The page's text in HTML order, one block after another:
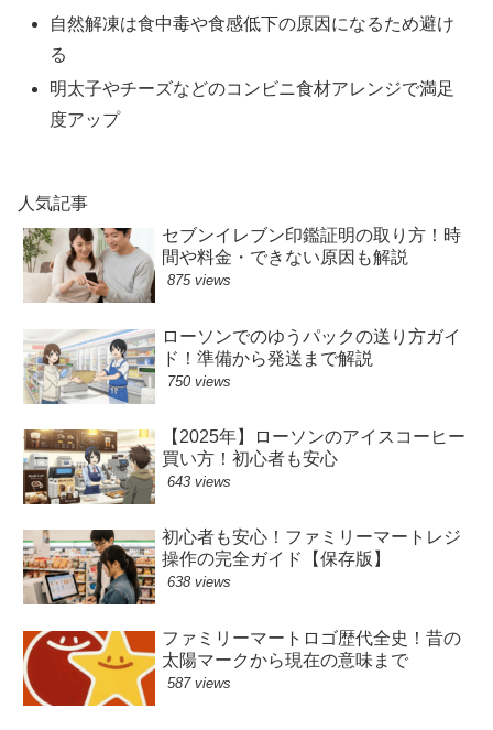
自然解凍は食中毒や食感低下の原因になるため避け
る
明太子やチーズなどのコンビニ食材アレンジで満足
度アップ
人気記事
セブンイレブン印鑑証明の取り方！時
間や料金・できない原因も解説
875 views
ローソンでのゆうパックの送り方ガイ
ド！準備から発送まで解説
750 views
【2025年】ローソンのアイスコーヒー
買い方！初心者も安心
643 views
初心者も安心！ファミリーマートレジ
操作の完全ガイド【保存版】
638 views
ファミリーマートロゴ歴代全史！昔の
太陽マークから現在の意味まで
587 views